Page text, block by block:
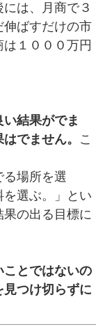
は、月商で３
伸ばすだけの市
１０００万円
結果がでま
でません。 こ
場所を選
選ぶ。」とい
果の出る目標に
とではないの
つけ切らずに